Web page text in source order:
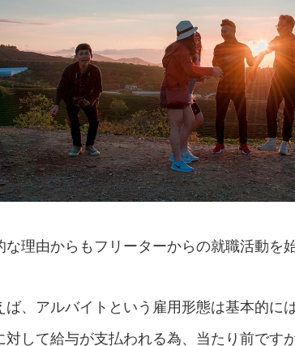
な理由からもフリーターからの就職活動を
ば、アルバイトという雇用形態は基本的に
対して給与が支払われる為、当たり前です